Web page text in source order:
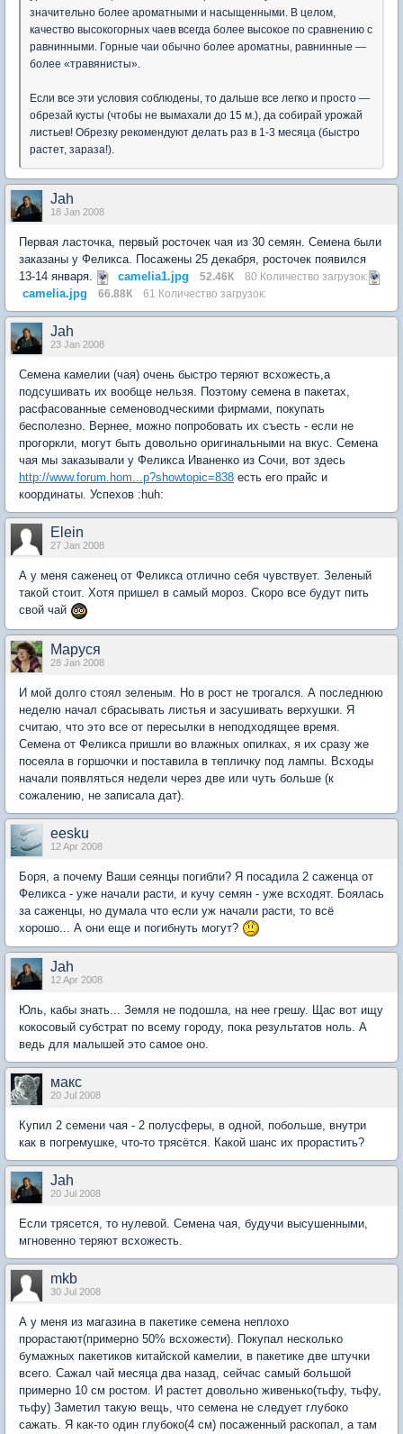
значительно более ароматными и насыщенными. В целом,
качество высокогорных чаев всегда более высокое по сравнению с
равнинными. Горные чаи обычно более ароматны, равнинные —
более «травянисты».
Если все эти условия соблюдены, то дальше все легко и просто —
обрезай кусты (чтобы не вымахали до 15 м.), да собирай урожай
листьев! Обрезку рекомендуют делать раз в 1-3 месяца (быстро
растет, зараза!).
Jah
18 Jan 2008
Первая ласточка, первый росточек чая из 30 семян. Семена были
заказаны у Феликса. Посажены 25 декабря, росточек появился
13-14 января.
camelia1.jpg 52.46К 80 Количество загрузок:
camelia.jpg 66.88К 61 Количество загрузок:
Jah
23 Jan 2008
Семена камелии (чая) очень быстро теряют всхожесть,а
подсушивать их вообще нельзя. Поэтому семена в пакетах,
расфасованные семеноводческими фирмами, покупать
бесполезно. Вернее, можно попробовать их съесть - если не
прогоркли, могут быть довольно оригинальными на вкус. Семена
чая мы заказывали у Феликса Иваненко из Сочи, вот здесь
http://www.forum.hom...p?showtopic=838 есть его прайс и
координаты. Успехов :huh:
Elein
27 Jan 2008
А у меня саженец от Феликса отлично себя чувствует. Зеленый
такой стоит. Хотя пришел в самый мороз. Скоро все будут пить
свой чай
Маруся
28 Jan 2008
И мой долго стоял зеленым. Но в рост не трогался. А последнюю
неделю начал сбрасывать листья и засушивать верхушки. Я
считаю, что это все от пересылки в неподходящее время.
Семена от Феликса пришли во влажных опилках, я их сразу же
посеяла в горшочки и поставила в тепличку под лампы. Всходы
начали появляться недели через две или чуть больше (к
сожалению, не записала дат).
eesku
12 Apr 2008
Боря, а почему Ваши сеянцы погибли? Я посадила 2 саженца от
Феликса - уже начали расти, и кучу семян - уже всходят. Боялась
за саженцы, но думала что если уж начали расти, то всё
хорошо... А они еще и погибнуть могут?
Jah
12 Apr 2008
Юль, кабы знать... Земля не подошла, на нее грешу. Щас вот ищу
кокосовый субстрат по всему городу, пока результатов ноль. А
ведь для малышей это самое оно.
макс
20 Jul 2008
Купил 2 семени чая - 2 полусферы, в одной, побольше, внутри
как в погремушке, что-то трясётся. Какой шанс их прорастить?
Jah
20 Jul 2008
Если трясется, то нулевой. Семена чая, будучи высушенными,
мгновенно теряют всхожесть.
mkb
30 Jul 2008
А у меня из магазина в пакетике семена неплохо
прорастают(примерно 50% всхожести). Покупал несколько
бумажных пакетиков китайской камелии, в пакетике две штучки
всего. Сажал чай месяца два назад, сейчас самый большой
примерно 10 см ростом. И растет довольно живенько(тьфу, тьфу,
тьфу) Заметил такую вещь, что семена не следует глубоко
сажать. Я как-то один глубоко(4 см) посаженный раскопал, а там